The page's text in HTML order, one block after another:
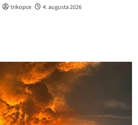
trikopce 4. augusta 2026